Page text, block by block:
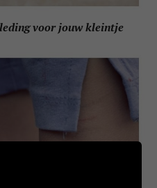
voor jouw kleintje